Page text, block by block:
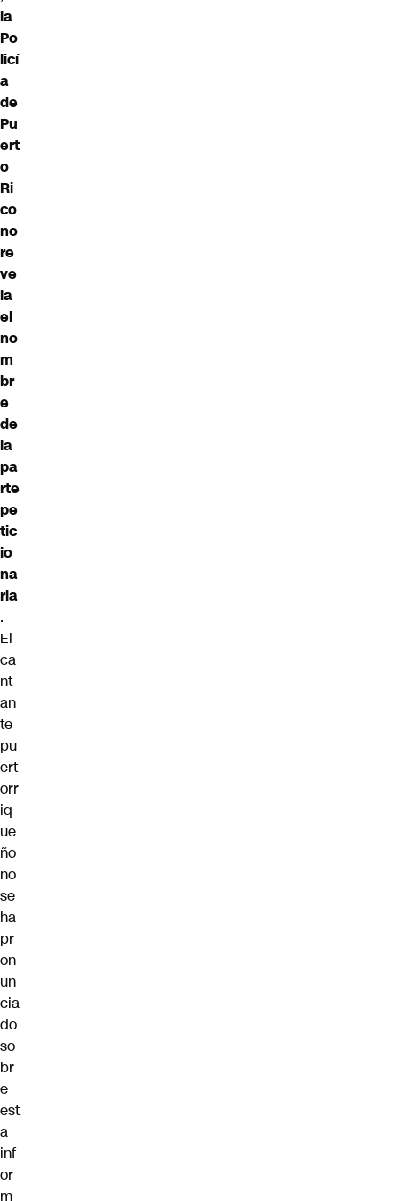
la
Po
licí
a
de
Pu
ert
o
Ri
co
no
re
ve
la
el
no
m
br
e
de
la
pa
rte
pe
tic
io
na
ria
.
El
ca
nt
an
te
pu
ert
orr
iq
ue
ño
no
se
ha
pr
on
un
cia
do
so
br
e
est
a
inf
or
m